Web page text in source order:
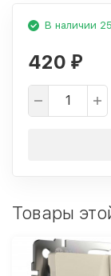
В наличии
420 ₽
Товары